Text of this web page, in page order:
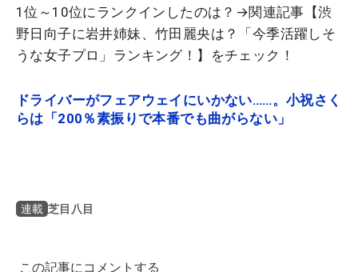
1位～10位にランクインしたのは？→関連記事【渋
野日向子に岩井姉妹、竹田麗央は？「今季活躍しそ
うな女子プロ」ランキング！】をチェック！
ドライバーがフェアウェイにいかない……。小祝さく
らは「200％素振りで本番でも曲がらない」
連載 芝目八目